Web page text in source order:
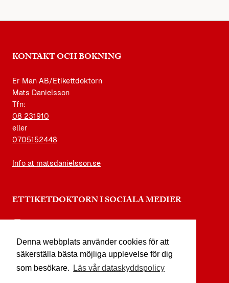
Denna webbplats använder cookies för att
säkerställa bästa möjliga upplevelse för dig
som besökare.
Läs vår dataskyddspolicy
KONTAKT OCH BOKNING
Er Man AB/Etikettdoktorn
Mats Danielsson
Tfn:
08 231910
eller
0705152448
Info at matsdanielsson.se
ETTIKETDOKTORN I SOCIALA MEDIER
facebook.com/etikettdoktorn
youtube.com/etikettdoktorn